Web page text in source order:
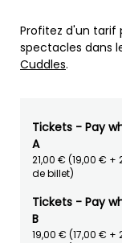
Profitez d'un tarif
spectacles dans
Cuddles.
Tickets - Pay
A
21,00 € (19,00 € +
de billet)
Tickets - Pay
B
19,00 € (17,00 € +